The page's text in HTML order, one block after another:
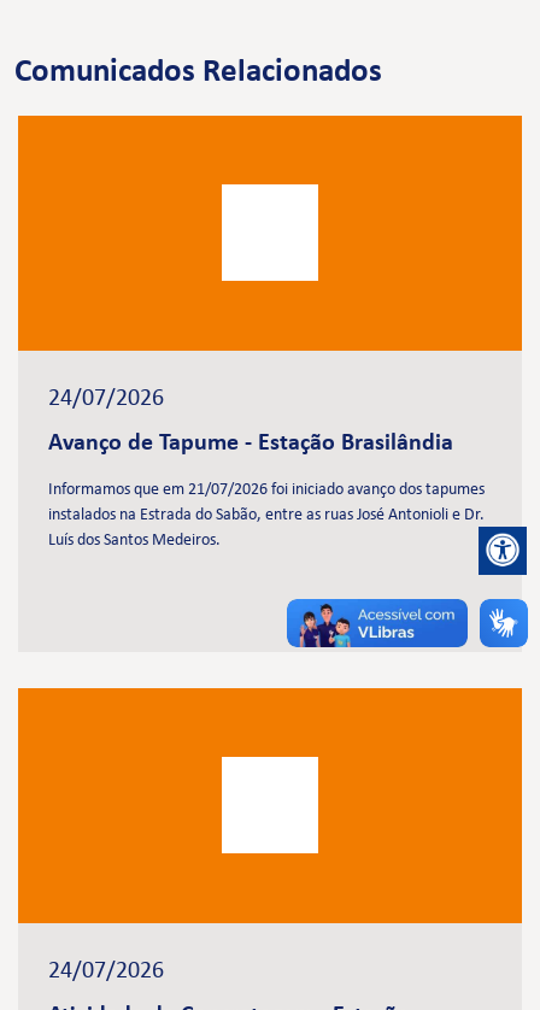
Comunicados Relacionados
24/07/2026
Avanço de Tapume - Estação Brasilândia
Informamos que em 21/07/2026 foi iniciado avanço dos tapumes
instalados na Estrada do Sabão, entre as ruas José Antonioli e Dr.
Luís dos Santos Medeiros.
24/07/2026